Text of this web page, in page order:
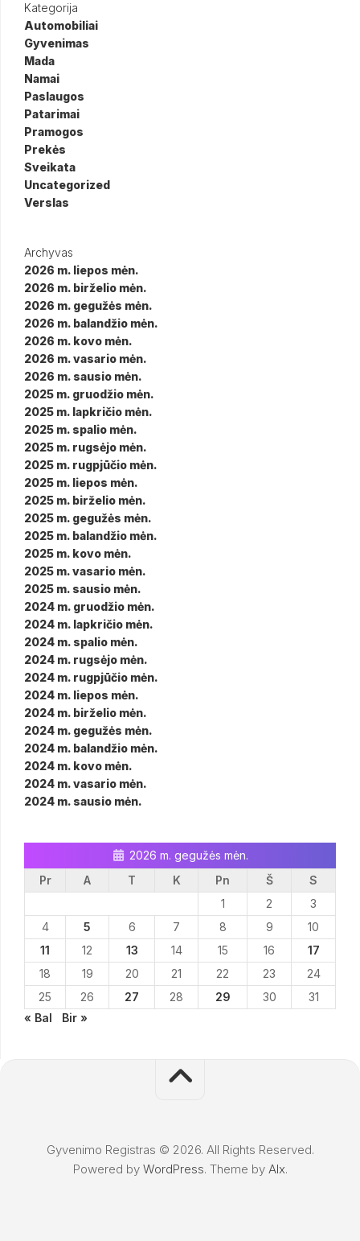
Kategorija
Automobiliai
Gyvenimas
Mada
Namai
Paslaugos
Patarimai
Pramogos
Prekės
Sveikata
Uncategorized
Verslas
Archyvas
2026 m. liepos mėn.
2026 m. birželio mėn.
2026 m. gegužės mėn.
2026 m. balandžio mėn.
2026 m. kovo mėn.
2026 m. vasario mėn.
2026 m. sausio mėn.
2025 m. gruodžio mėn.
2025 m. lapkričio mėn.
2025 m. spalio mėn.
2025 m. rugsėjo mėn.
2025 m. rugpjūčio mėn.
2025 m. liepos mėn.
2025 m. birželio mėn.
2025 m. gegužės mėn.
2025 m. balandžio mėn.
2025 m. kovo mėn.
2025 m. vasario mėn.
2025 m. sausio mėn.
2024 m. gruodžio mėn.
2024 m. lapkričio mėn.
2024 m. spalio mėn.
2024 m. rugsėjo mėn.
2024 m. rugpjūčio mėn.
2024 m. liepos mėn.
2024 m. birželio mėn.
2024 m. gegužės mėn.
2024 m. balandžio mėn.
2024 m. kovo mėn.
2024 m. vasario mėn.
2024 m. sausio mėn.
2026 m. gegužės mėn.
Pr
A T K Pn Š
S
1
2
3
4
5 6 7 8 9
10
11
12 13 14 15 16
17
18
19 20 21 22 23
24
25
26 27 28 29 30
31
« Bal
Bir »
Gyvenimo Registras © 2026. All Rights Reserved.
Powered by WordPress. Theme by Alx.